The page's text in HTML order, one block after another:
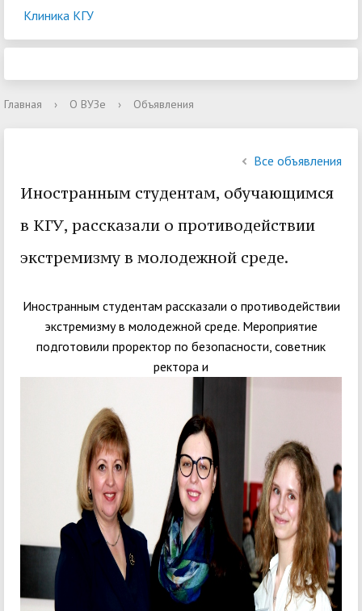
Клиника КГУ
Главная › О ВУЗе › Объявления
Все объявления
Иностранным студентам, обучающимся
в КГУ, рассказали о противодействии
экстремизму в молодежной среде.
Иностранным студентам рассказали о противодействии
экстремизму в молодежной среде. Мероприятие
подготовили проректор по безопасности, советник
ректора и